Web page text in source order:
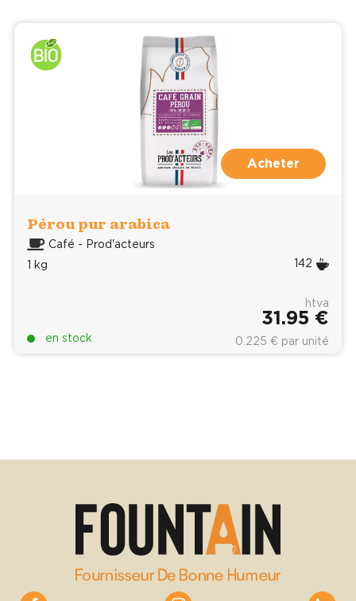
Acheter
Pérou pur arabica
Café - Prod'acteurs
1 kg
142
en stock
htva
31.95 €
0.225 € par unité